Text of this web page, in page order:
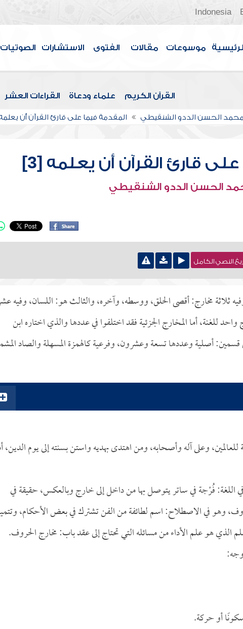
Indonesia
موسوعات مقالات الفتوى الاستشارات الصوتيات
القرآن الكريم علماء ودعاة القراءات العشر
محمد الحسن الددو الشنقيطي المقدمة فيما على قارئ القرآن أن
قارئ القرآن أن يعلمه [3]
الحسن الددو الشنقيطي
النصي الكامل
مخارج: أقصى الحلق، ووسطه، وآخره، والثالث هو: اللسان، وفيه
للغنة، أما المخارج الجزئية فقد اختلفوا في عددها والذي اختاره ابن
أصلية وعددها تسعة وعشرون، وفرعية كالهمزة المسهلة والصاد
وعلى آله وأصحابه، ومن اهتدى بهديه واستن بسنته إلى يوم الدين،
اللغة: فُرْجة في ساتر يتوصل بها من داخل إلى خارج وبالعكس، حقيقة في
وهو في الاصطلاح: اسم لطائفة من الفن تشترك في بعض الأحكام،
الذي هو علم الأداء من مسائله التي تحتاج إلى عقد باب: مخارج الحروف.
أو حركة.